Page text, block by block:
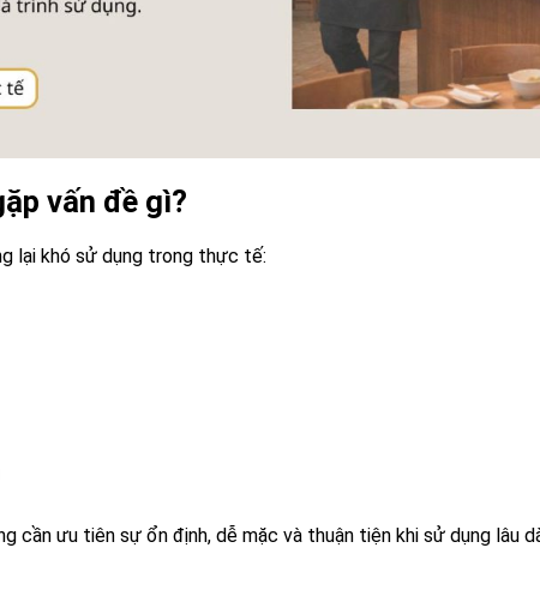
vấn đề gì?
lại khó sử dụng trong thực tế:
cần ưu tiên sự ổn định, dễ mặc và thuận tiện khi sử dụng lâu